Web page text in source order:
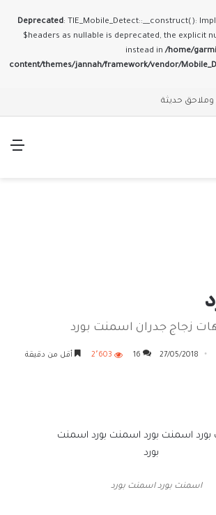
Deprecated: TIE_Mobile_Detect::__construct():
$headers as nullable is deprecated, the explicit
instead in/home/
content/themes/jannah/framework/vendor/
حديثة
زجاج جدران اسمنت بورد
27/05/2018
16 2٬603 أقل من دقيقة
اسمنت بورد اسمنت بورد اسمنت
بورد
اسمنت بورد اسمنت بورد